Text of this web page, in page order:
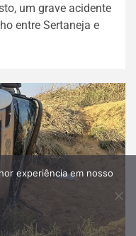
um grave acidente
entre Sertaneja e
experiência em nosso